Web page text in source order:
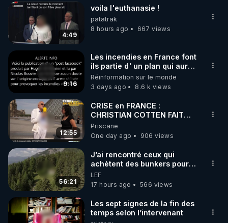
▶ 30 jours gratuit sur l’application de méditation et
de bien-être ENVOL :
Rendez-vous sur
le code : REGENERE
4:49
voila l'euthanasie !
patatrak
8 hours ago
667 views
9:16
Les incendies en France font
ils partie d' un plan qui aurait
débuté le 11 septembre 2001
?
Réinformation sur le monde
3 days ago
8.6 k views
12:55
CRISE en FRANCE :
CHRISTIAN COTTEN FAIT
une étrange découverte
Priscane
One day ago
906 views
56:21
J’ai rencontré ceux qui
achètent des bunkers pour
survivre à la fin du monde
LEF
17 hours ago
566 views
Les sept signes de la fin des
temps selon l’intervenant